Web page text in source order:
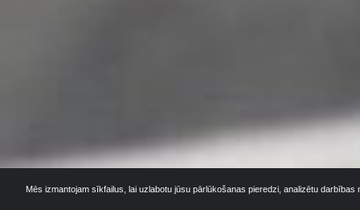
Mēs izmantojam sīkfailus, lai uzlabotu jūsu pārlūkošanas pieredzi, analizētu